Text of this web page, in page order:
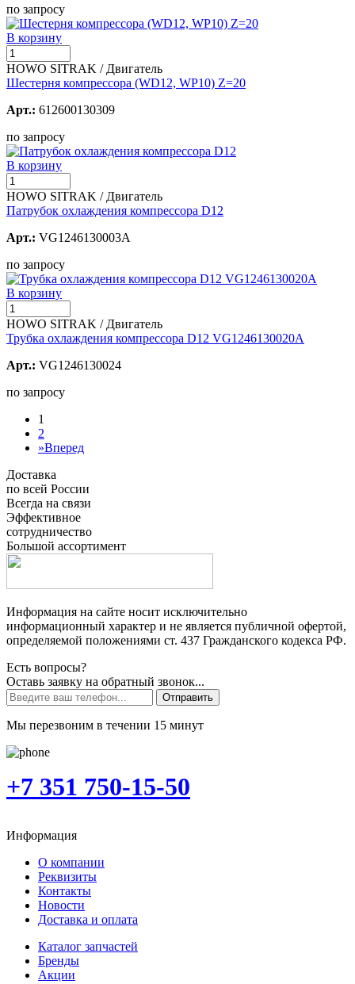
по запросу
В корзину
HOWO SITRAK / Двигатель
Шестерня компрессора (WD12, WP10) Z=20
Арт.: 612600130309
по запросу
В корзину
HOWO SITRAK / Двигатель
Патрубок охлаждения компрессора D12
Арт.: VG1246130003A
по запросу
В корзину
HOWO SITRAK / Двигатель
Трубка охлаждения компрессора D12 VG1246130020А
Арт.: VG1246130024
по запросу
1
2
»Вперед
Доставка
по всей России
Всегда на связи
Эффективное
сотрудничество
Большой ассортимент
Информация на сайте носит исключительно
информационный характер и не является публичной офертой,
определяемой положениями ст. 437 Гражданского кодекса РФ.
Есть вопросы?
Оставь заявку на обратный звонок...
Отправить
Мы перезвоним в течении 15 минут
+7 351 750-15-50
Информация
О компании
Реквизиты
Контакты
Новости
Доставка и оплата
Каталог запчастей
Бренды
Акции